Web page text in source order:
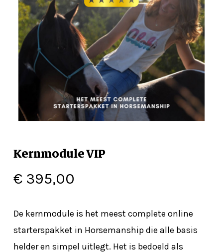
Kernmodule VIP
€395,00
De kernmodule is het meest complete online
starterspakket in Horsemanship die alle basis
helder en simpel uitlegt. Het is bedoeld als